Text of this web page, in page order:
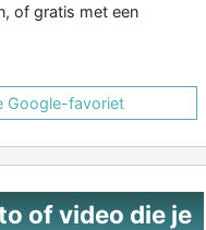
of gratis met een
Google-favoriet
of video die je